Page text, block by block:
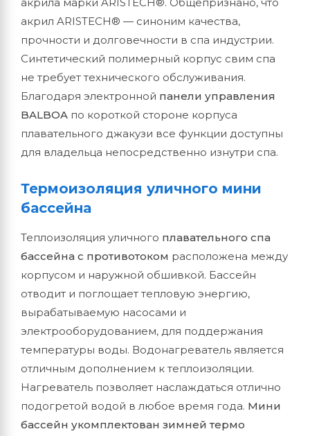
акрил ARISTECH® — синоним качества,
прочности и долговечности в спа индустрии.
Синтетический полимерный корпус свим спа
не требует технического обслуживания.
Благодаря электронной панели управления
BALBOA по короткой стороне корпуса
плавательного джакузи все функции доступны
для владельца непосредственно изнутри спа.
Термоизоляция уличного мини
бассейна
Теплоизоляция уличного плавательного спа
бассейна с противотоком расположена между
корпусом и наружной обшивкой. Бассейн
отводит и поглощает тепловую энергию,
вырабатываемую насосами и
электрооборудованием, для поддержания
температуры воды. Водонагреватель является
отличным дополнением к теплоизоляции.
Нагреватель позволяет наслаждаться отлично
подогретой водой в любое время года. Мини
бассейн укомплектован зимней термо